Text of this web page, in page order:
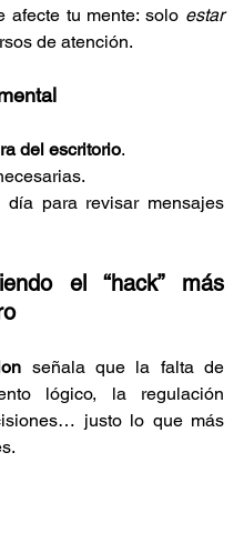
afecte tu mente: solo estar
de atención.
del escritorio.
para revisar mensajes
el “hack” más
señala que la falta de
lógico, la regulación
justo lo que más